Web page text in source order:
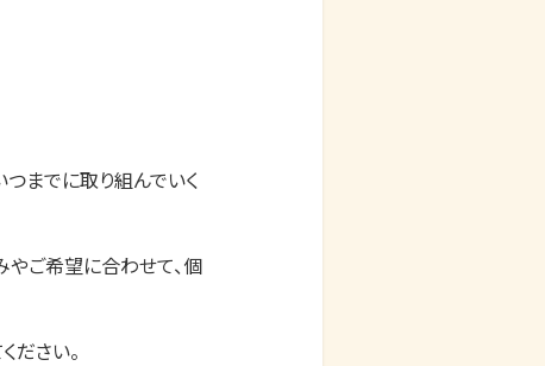
までに取り組んでいく
ご希望に合わせて、個
ださい。​